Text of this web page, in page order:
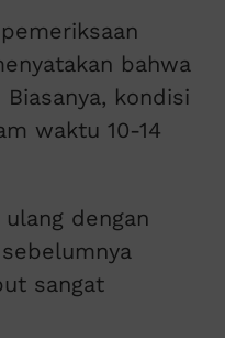
bahwa
kondisi
waktu 10-14
dengan
sangat